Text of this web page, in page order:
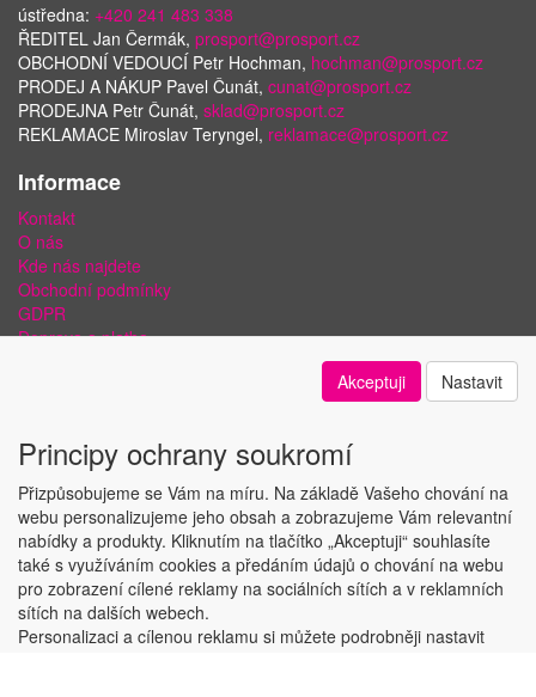
ústředna: +420 241 483 338
ŘEDITEL Jan Čermák, prosport@prosport.cz
OBCHODNÍ VEDOUCÍ Petr Hochman, hochman@prosport.cz
PRODEJ A NÁKUP Pavel Čunát, cunat@prosport.cz
PRODEJNA Petr Čunát, sklad@prosport.cz
REKLAMACE Miroslav Teryngel, reklamace@prosport.cz
Informace
Kontakt
O nás
Kde nás najdete
Obchodní podmínky
GDPR
Doprava a platba
Copyright © ABRA Software a.s. 2018
Akceptuji Nastavit
Principy ochrany soukromí
Přizpůsobujeme se Vám na míru. Na základě Vašeho chování na
webu personalizujeme jeho obsah a zobrazujeme Vám relevantní
nabídky a produkty. Kliknutím na tlačítko „Akceptuji“ souhlasíte
také s využíváním cookies a předáním údajů o chování na webu
pro zobrazení cílené reklamy na sociálních sítích a v reklamních
sítích na dalších webech.
Personalizaci a cílenou reklamu si můžete podrobněji nastavit